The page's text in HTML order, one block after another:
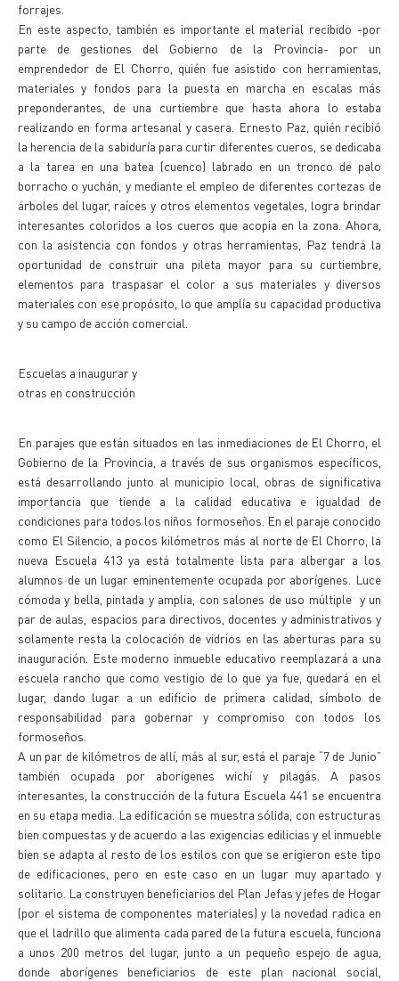
forrajes.
En este aspecto, también es importante el material recibido -por
parte de gestiones del Gobierno de la Provincia- por un
emprendedor de El Chorro, quién fue asistido con herramientas,
materiales y fondos para la puesta en marcha en escalas más
preponderantes, de una curtiembre que hasta ahora lo estaba
realizando en forma artesanal y casera. Ernesto Paz, quién recibió
la herencia de la sabiduría para curtir diferentes cueros, se dedicaba
a la tarea en una batea (cuenco) labrado en un tronco de palo
borracho o yuchán, y mediante el empleo de diferentes cortezas de
árboles del lugar, raíces y otros elementos vegetales, logra brindar
interesantes coloridos a los cueros que acopia en la zona. Ahora,
con la asistencia con fondos y otras herramientas, Paz tendrá la
oportunidad de construir una pileta mayor para su curtiembre,
elementos para traspasar el color a sus materiales y diversos
materiales con ese propósito, lo que amplía su capacidad productiva
y su campo de acción comercial.
Escuelas a inaugurar y
otras en construcción
En parajes que están situados en las inmediaciones de El Chorro, el
Gobierno de la Provincia, a través de sus organismos específicos,
está desarrollando junto al municipio local, obras de significativa
importancia que tiende a la calidad educativa e igualdad de
condiciones para todos los niños formoseños. En el paraje conocido
como El Silencio, a pocos kilómetros más al norte de El Chorro, la
nueva Escuela 413 ya está totalmente lista para albergar a los
alumnos de un lugar eminentemente ocupada por aborígenes. Luce
cómoda y bella, pintada y amplia, con salones de uso múltiple y un
par de aulas, espacios para directivos, docentes y administrativos y
solamente resta la colocación de vidrios en las aberturas para su
inauguración. Este moderno inmueble educativo reemplazará a una
escuela rancho que como vestigio de lo que ya fue, quedará en el
lugar, dando lugar a un edificio de primera calidad, símbolo de
responsabilidad para gobernar y compromiso con todos los
formoseños.
A un par de kilómetros de allí, más al sur, está el paraje “7 de Junio”
también ocupada por aborígenes wichí y pilagás. A pasos
interesantes, la construcción de la futura Escuela 441 se encuentra
en su etapa media. La edificación se muestra sólida, con estructuras
bien compuestas y de acuerdo a las exigencias edilicias y el inmueble
bien se adapta al resto de los estilos con que se erigieron este tipo
de edificaciones, pero en este caso en un lugar muy apartado y
solitario. La construyen beneficiarios del Plan Jefas y jefes de Hogar
(por el sistema de componentes materiales) y la novedad radica en
que el ladrillo que alimenta cada pared de la futura escuela, funciona
a unos 200 metros del lugar, junto a un pequeño espejo de agua,
donde aborígenes beneficiarios de este plan nacional social,